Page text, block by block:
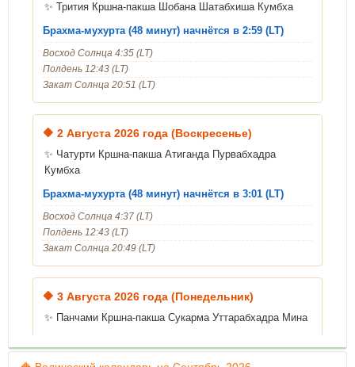
✨ Трития Кршна-пакша Шобана Шатабхиша Кумбха
Брахма-мухурта (48 минут) начнётся в 2:59 (LT)
Восход Солнца 4:35 (LT)
Полдень 12:43 (LT)
Закат Солнца 20:51 (LT)
🔶 2 Августа 2026 года (Воскресенье)
✨ Чатурти Кршна-пакша Атиганда Пурвабхадра
Кумбха
Брахма-мухурта (48 минут) начнётся в 3:01 (LT)
Восход Солнца 4:37 (LT)
Полдень 12:43 (LT)
Закат Солнца 20:49 (LT)
🔶 3 Августа 2026 года (Понедельник)
✨ Панчами Кршна-пакша Сукарма Уттарабхадра Мина
Брахма-мухурта (48 минут) начнётся в 3:03 (LT)